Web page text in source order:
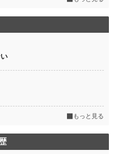
もっと見る